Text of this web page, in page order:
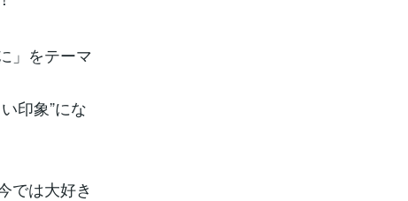
」をテーマ
印象”にな
では大好き